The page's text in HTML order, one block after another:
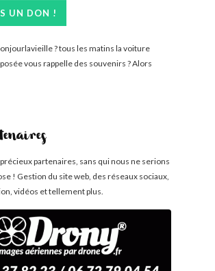
UN DON !
? tous les matins la voiture
vous rappelle des souvenirs ? Alors
partenaires, sans qui nous ne serions
! Gestion du site web, des réseaux sociaux,
vidéos et tellement plus.